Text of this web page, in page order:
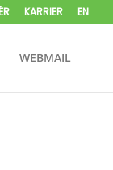
KARRIER EN
WEBMAIL